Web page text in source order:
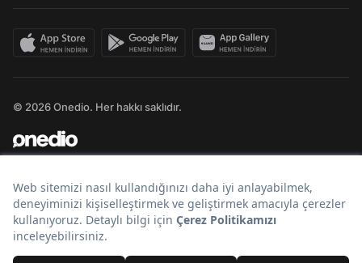
© 2026 Onedio. Her hakkı saklıdır.
Bir markasıdır.